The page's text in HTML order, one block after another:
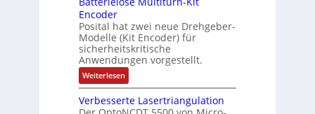
g
e
w
ä
h
t
f
t
e
ä
l
t
S
c
h
u
t
z
l
o
s
e
F
a
n
g
s
Encoder
Posital hat zwei neue Drehgeber-
Modelle (Kit Encoder) für
sicherheitskritische
Anwendungen vorgestellt.
Weiterlesen:
B
t
Verbesserte Lasertriangulation